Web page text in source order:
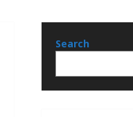
Search